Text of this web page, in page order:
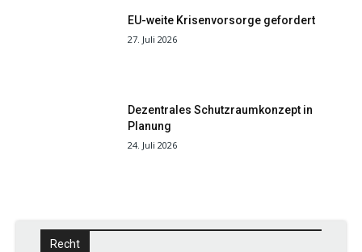
EU-weite Krisenvorsorge gefordert
27. Juli 2026
Dezentrales Schutzraumkonzept in
Planung
24. Juli 2026
Recht